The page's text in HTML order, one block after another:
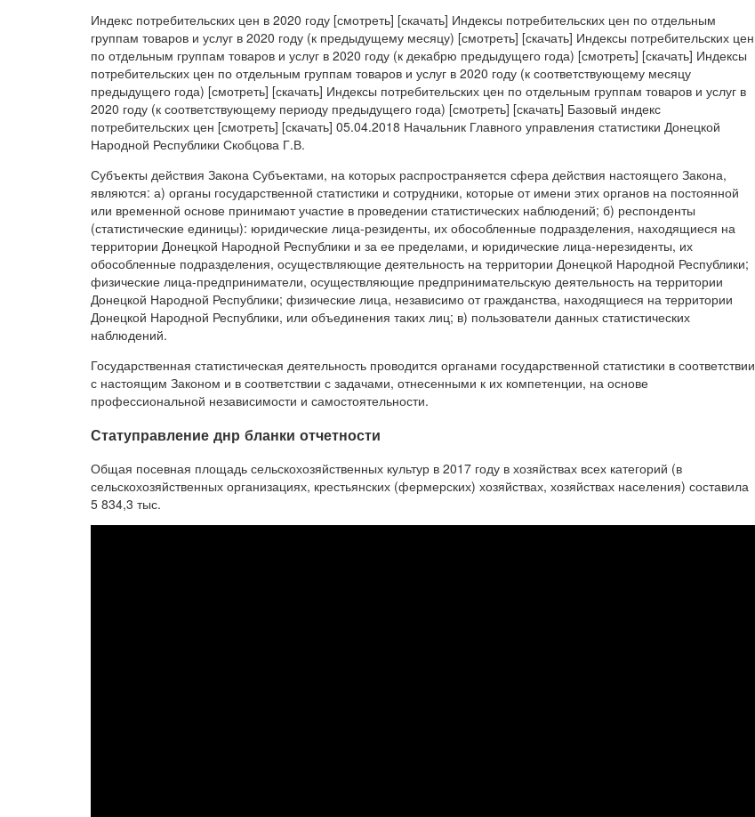
Индекс потребительских цен в 2020 году [смотреть] [скачать] Индексы потребительских цен по отдельным
группам товаров и услуг в 2020 году (к предыдущему месяцу) [смотреть] [скачать] Индексы потребительских цен
по отдельным группам товаров и услуг в 2020 году (к декабрю предыдущего года) [смотреть] [скачать] Индексы
потребительских цен по отдельным группам товаров и услуг в 2020 году (к соответствующему месяцу
предыдущего года) [смотреть] [скачать] Индексы потребительских цен по отдельным группам товаров и услуг в
2020 году (к соответствующему периоду предыдущего года) [смотреть] [скачать] Базовый индекс
потребительских цен [смотреть] [скачать] 05.04.2018 Начальник Главного управления статистики Донецкой
Народной Республики Скобцова Г.В.
Субъекты действия Закона Субъектами, на которых распространяется сфера действия настоящего Закона,
являются: а) органы государственной статистики и сотрудники, которые от имени этих органов на постоянной
или временной основе принимают участие в проведении статистических наблюдений; б) респонденты
(статистические единицы): юридические лица-резиденты, их обособленные подразделения, находящиеся на
территории Донецкой Народной Республики и за ее пределами, и юридические лица-нерезиденты, их
обособленные подразделения, осуществляющие деятельность на территории Донецкой Народной Республики;
физические лица-предприниматели, осуществляющие предпринимательскую деятельность на территории
Донецкой Народной Республики; физические лица, независимо от гражданства, находящиеся на территории
Донецкой Народной Республики, или объединения таких лиц; в) пользователи данных статистических
наблюдений.
Государственная статистическая деятельность проводится органами государственной статистики в соответствии
с настоящим Законом и в соответствии с задачами, отнесенными к их компетенции, на основе
профессиональной независимости и самостоятельности.
Статуправление днр бланки отчетности
Общая посевная площадь сельскохозяйственных культур в 2017 году в хозяйствах всех категорий (в
сельскохозяйственных организациях, крестьянских (фермерских) хозяйствах, хозяйствах населения) составила
5 834,3 тыс.